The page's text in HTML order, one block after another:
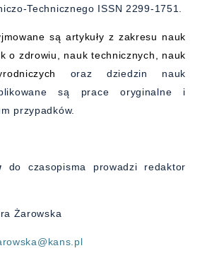
Technicznego ISSN 2299-1751.
są artykuły z zakresu nauk
o zdrowiu, nauk technicznych, nauk
oraz dziedzin nauk
są prace oryginalne i
przypadków.
do czasopisma prowadzi redaktor
Żarowska